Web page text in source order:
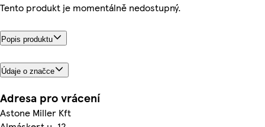
Tento produkt je momentálně nedostupný.
Popis produktu
Údaje o značce
Adresa pro vrácení
Astone Miller Kft